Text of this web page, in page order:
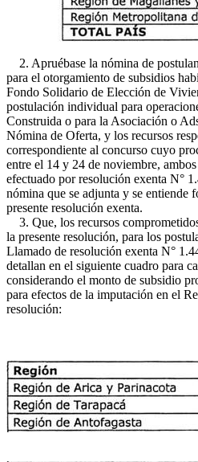
2. Apruébase la nómina de
para el otorgamiento de subsidios
Fondo Solidario de Elección de
postulación individual para
Construida o para la Asociación o
Nómina de Oferta, y los recursos
correspondiente al concurso cuyo
entre el 14 y 24 de noviembre,
efectuado por resolución exenta N°
nómina que se adjunta y se entiende
presente resolución exenta.
3. Que, los recursos
la presente resolución, para los
Llamado de resolución exenta N°
detallan en el siguiente cuadro para
considerando el monto de subsidio
para efectos de la imputación en el
resolución: